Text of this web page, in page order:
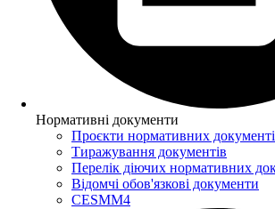
Нормативні документи
Проєкти нормативних
Тиражування документів
Перелік діючих нормативних
Відомчі обов'язкові документи
CESMM4